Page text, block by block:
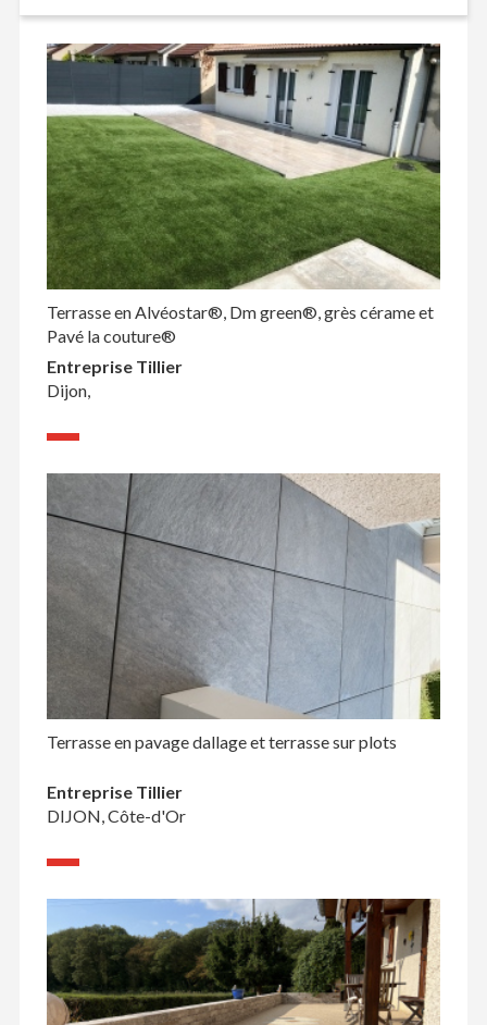
Terrasse en Alvéostar®, Dm green®, grès cérame et
Pavé la couture®
Entreprise Tillier
Dijon,
Terrasse en pavage dallage et terrasse sur plots
Entreprise Tillier
DIJON, Côte-d'Or